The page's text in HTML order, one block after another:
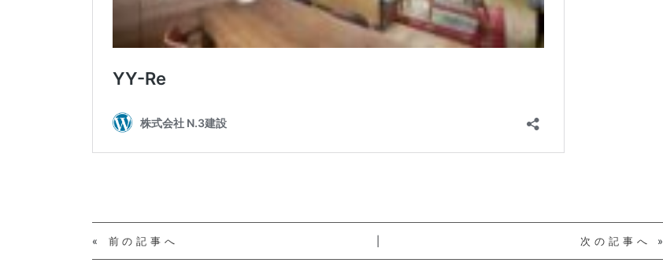
« 前の記事へ 次の記事へ »